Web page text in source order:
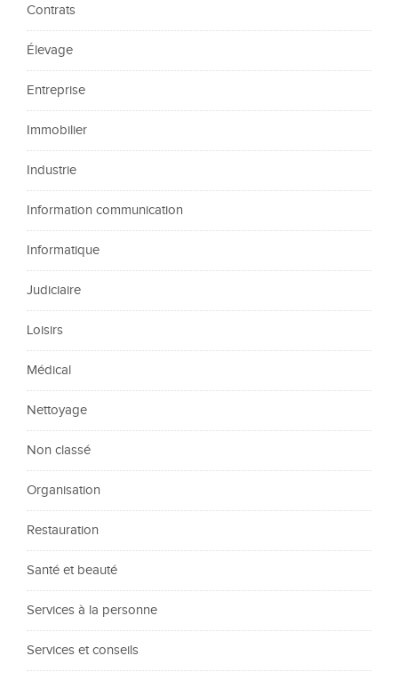
Contrats
Élevage
Entreprise
Immobilier
Industrie
Information communication
Informatique
Judiciaire
Loisirs
Médical
Nettoyage
Non classé
Organisation
Restauration
Santé et beauté
Services à la personne
Services et conseils